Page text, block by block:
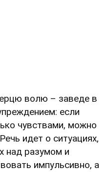
волю – заведе в
если
чувствами, можно
идет о ситуациях,
над разумом и
импульсивно, а